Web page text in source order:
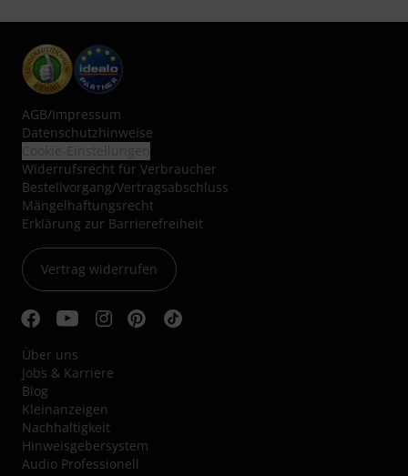
AGB/Impressum
Datenschutzhinweise
Widerrufsrecht für Verbraucher
Bestellvorgang/Vertragsabschluss
Mängelhaftungsrecht
Erklärung zur Barrierefreiheit
Vertrag widerrufen
Über uns
Jobs & Karriere
Blog
Kleinanzeigen
Nachhaltigkeit
Hinweisgebersystem
Audio Professionell